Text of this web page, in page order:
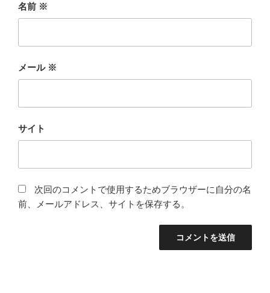
名前 ※
メール ※
サイト
次回のコメントで使用するためブラウザーに自分の名
前、メールアドレス、サイトを保存する。